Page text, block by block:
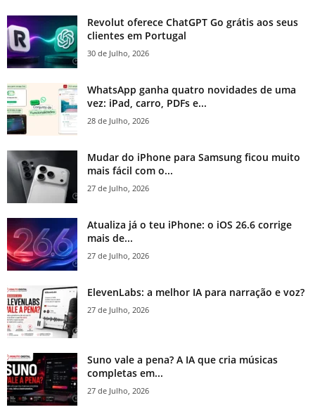
Revolut oferece ChatGPT Go grátis aos seus
clientes em Portugal
30 de Julho, 2026
WhatsApp ganha quatro novidades de uma
vez: iPad, carro, PDFs e...
28 de Julho, 2026
Mudar do iPhone para Samsung ficou muito
mais fácil com o...
27 de Julho, 2026
Atualiza já o teu iPhone: o iOS 26.6 corrige
mais de...
27 de Julho, 2026
ElevenLabs: a melhor IA para narração e voz?
27 de Julho, 2026
Suno vale a pena? A IA que cria músicas
completas em...
27 de Julho, 2026